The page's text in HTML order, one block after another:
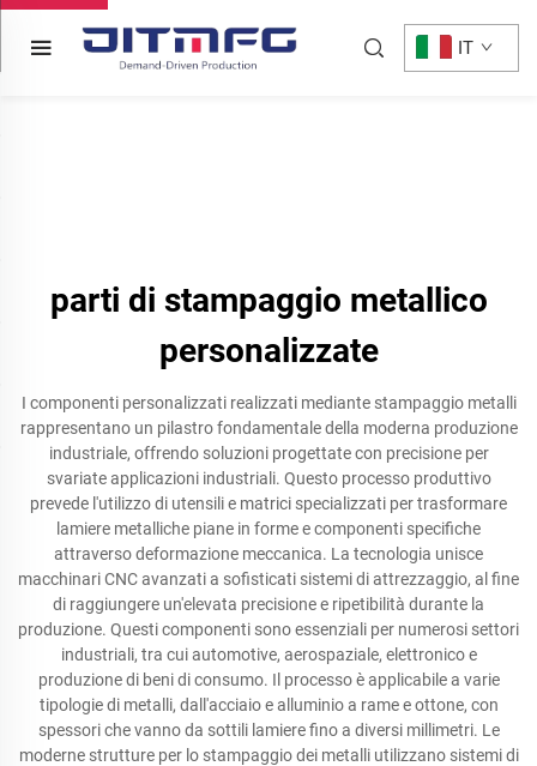
IT
parti di stampaggio metallico
personalizzate
I componenti personalizzati realizzati mediante stampaggio metalli
rappresentano un pilastro fondamentale della moderna produzione
industriale, offrendo soluzioni progettate con precisione per
svariate applicazioni industriali. Questo processo produttivo
prevede l'utilizzo di utensili e matrici specializzati per trasformare
lamiere metalliche piane in forme e componenti specifiche
attraverso deformazione meccanica. La tecnologia unisce
macchinari CNC avanzati a sofisticati sistemi di attrezzaggio, al fine
di raggiungere un'elevata precisione e ripetibilità durante la
produzione. Questi componenti sono essenziali per numerosi settori
industriali, tra cui automotive, aerospaziale, elettronico e
produzione di beni di consumo. Il processo è applicabile a varie
tipologie di metalli, dall'acciaio e alluminio a rame e ottone, con
spessori che vanno da sottili lamiere fino a diversi millimetri. Le
moderne strutture per lo stampaggio dei metalli utilizzano sistemi di